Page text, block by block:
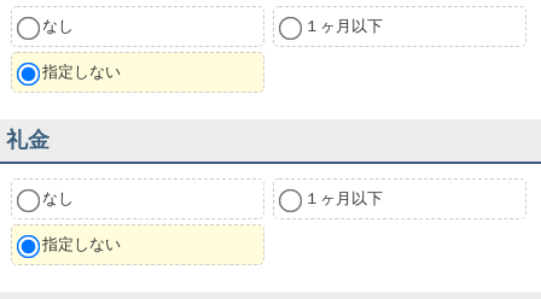
なし １ヶ月以下
指定しない
礼金
なし １ヶ月以下
指定しない